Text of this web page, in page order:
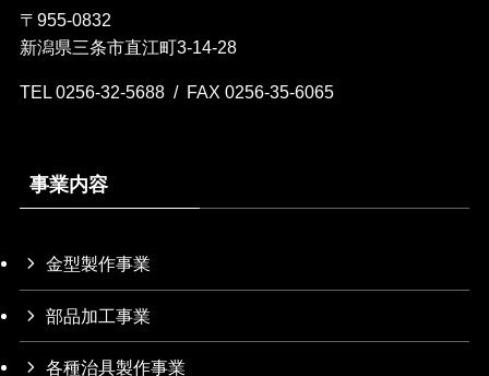
〒955-0832
新潟県三条市直江町3-14-28
TEL 0256-32-5688 / FAX 0256-35-6065
事業内容
金型製作事業
部品加工事業
各種治具製作事業